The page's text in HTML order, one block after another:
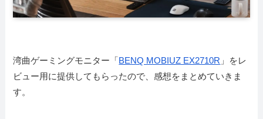
湾曲ゲーミングモニター「 BENQ MOBIUZ EX2710R 」をレ
ビュー用に提供してもらったので、感想をまとめていきま
す。